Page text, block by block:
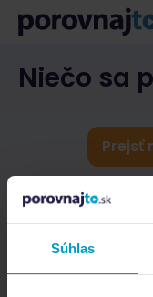
Súhlas
Niečo sa
Prejsť